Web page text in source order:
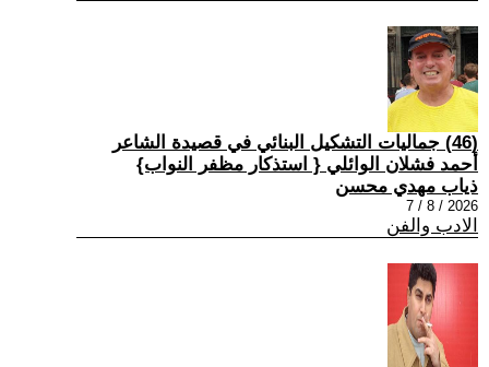
(46) جماليات التشكيل البنائي في قصيدة الشاعر
أحمد فشلان الوائلي { استذكار مظفر النواب}
ذياب مهدي محسن
2026 / 8 / 7
الادب والفن